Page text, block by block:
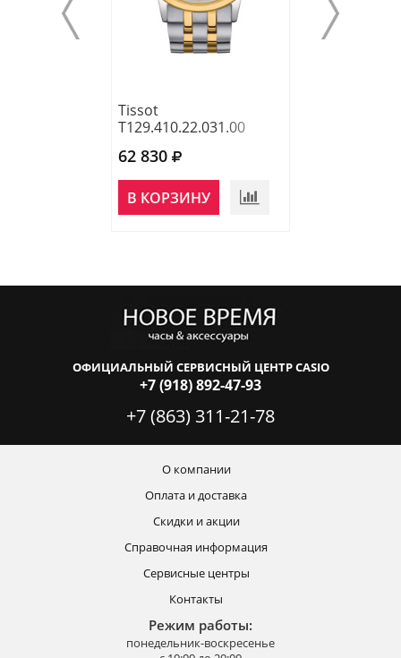
Tissot
T129.410.22.031.00
62 830
В КОРЗИНУ
ОФИЦИАЛЬНЫЙ СЕРВИСНЫЙ ЦЕНТР CASIO
+7 (918) 892-47-93
+7 (863) 311-21-78
О компании
Оплата и доставка
Скидки и акции
Справочная информация
Сервисные центры
Контакты
Режим работы:
понедельник-воскресенье